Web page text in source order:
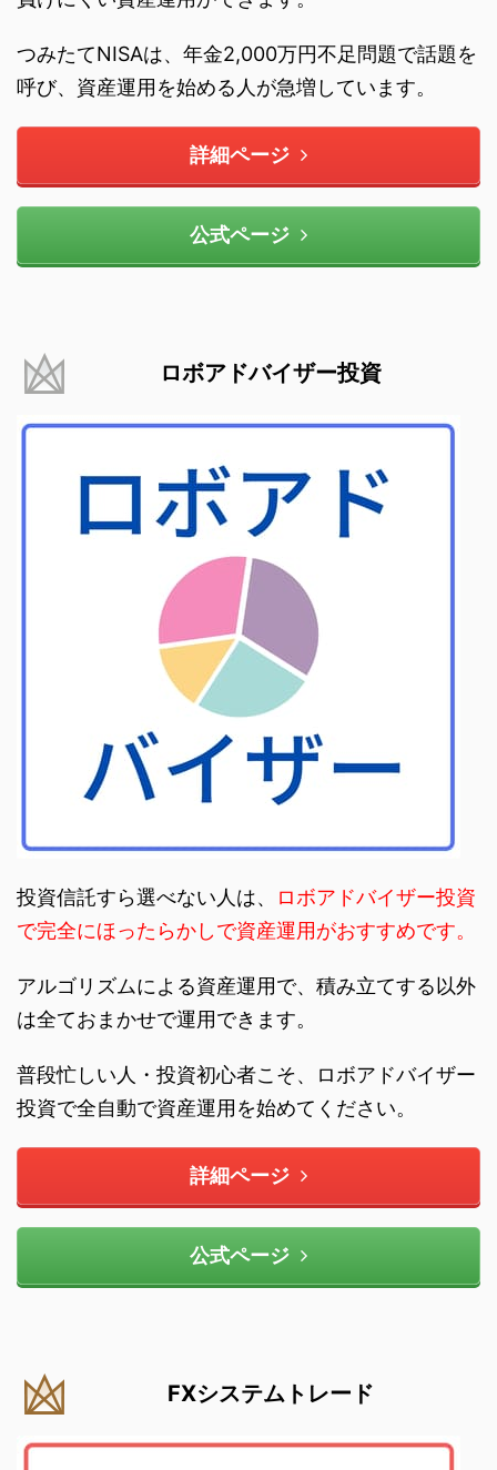
つみたてNISAは、年金2,000万円不足問題で話題を
呼び、資産運用を始める人が急増しています。
詳細ページ
公式ページ
ロボアドバイザー投資
投資信託すら選べない人は、
ロボアドバイザー投資
で完全にほったらかしで資産運用がおすすめです。
アルゴリズムによる資産運用で、積み立てする以外
は全ておまかせで運用できます。
普段忙しい人・投資初心者こそ、ロボアドバイザー
投資で全自動で資産運用を始めてください。
詳細ページ
公式ページ
FXシステムトレード